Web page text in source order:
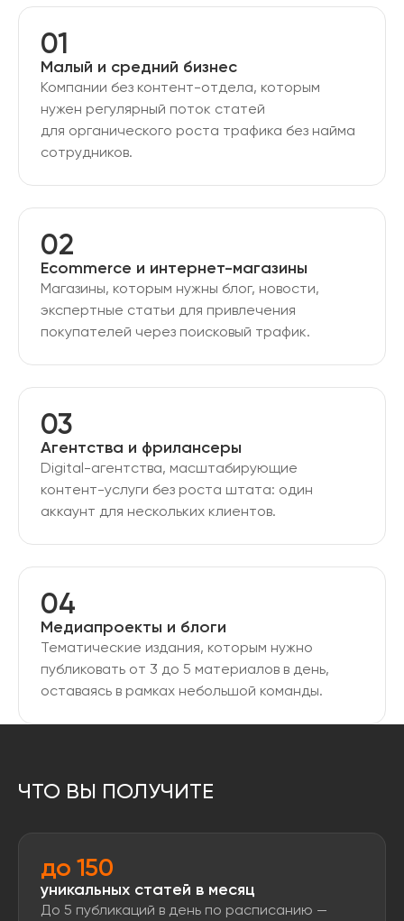
01
Малый и средний бизнес
Компании без контент-отдела, которым
нужен регулярный поток статей
для органического роста трафика без найма
сотрудников.
02
Ecommerce и интернет-магазины
Магазины, которым нужны блог, новости,
экспертные статьи для привлечения
покупателей через поисковый трафик.
03
Агентства и фрилансеры
Digital-агентства, масштабирующие
контент-услуги без роста штата: один
аккаунт для нескольких клиентов.
04
Медиапроекты и блоги
Тематические издания, которым нужно
публиковать от 3 до 5 материалов в день,
оставаясь в рамках небольшой команды.
ЧТО ВЫ ПОЛУЧИТЕ
до 150
уникальных статей в месяц
До 5 публикаций в день по расписанию —